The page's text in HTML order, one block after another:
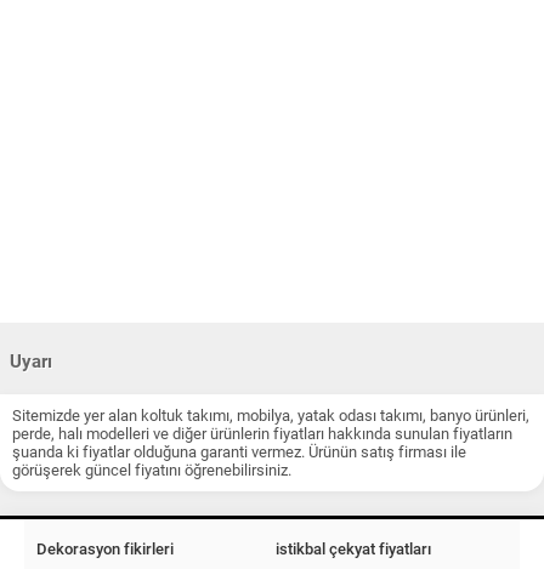
Uyarı
Sitemizde yer alan koltuk takımı, mobilya, yatak odası takımı, banyo ürünleri,
perde, halı modelleri ve diğer ürünlerin fiyatları hakkında sunulan fiyatların
şuanda ki fiyatlar olduğuna garanti vermez. Ürünün satış firması ile
görüşerek güncel fiyatını öğrenebilirsiniz.
Dekorasyon fikirleri istikbal çekyat fiyatları